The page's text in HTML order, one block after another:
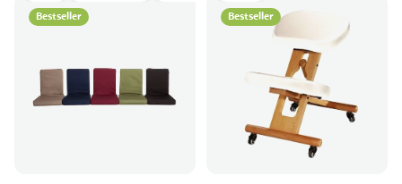
Bestseller Bestseller